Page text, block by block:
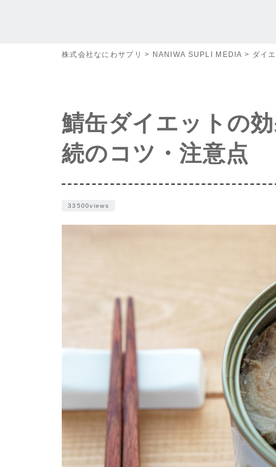
株式会社なにわサプリ > NANIWA SUPLI MEDIA > ダイ
鯖缶ダイエットの
続のコツ・注意点
33500views